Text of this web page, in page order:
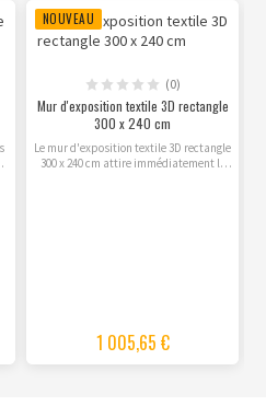
NOUVEAU
(0)
Mur d'exposition textile 3D rectangle
300 x 240 cm
Le mur d'exposition textile 3D rectangle
300 x 240 cm attire immédiatement le
1 005,65 €